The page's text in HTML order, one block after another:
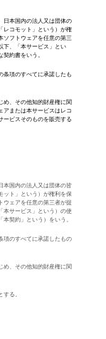
日本国内の法人又は団体の
レコモット」という）が権
ソフトウェアを任意の第三
下、「本サービス」とい
約書をいう。
条項のすべてに承諾したも
め、その他知的財産権に関
アまたは本サービスはレコ
ービスそのものを販売する
本国内の法人又は団体の皆
ット」という）が権利を保
ウェアを任意の第三者が提
本サービス」という）の使
契約」という）をいう。
項のすべてに承諾したもの
め、その他知的財産権に関
する。